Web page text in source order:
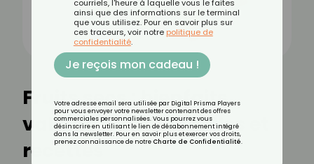
Fruits secs : bienfaits,
valeurs nutritionnelles et
recettes
courriels, l'heure à laquelle vous le faites
ainsi que des informations sur le terminal
que vous utilisez. Pour en savoir plus sur
ces traceurs, voir notre politique de
confidentialité.
Je reçois mon cadeau !
Votre adresse email sera utilisée par Digital Prisma Players
pour vous envoyer votre newsletter contenant des offres
commerciales personnalisées. Vous pourrez vous
désinscrire en utilisant le lien de désabonnement intégré
dans la newsletter. Pour en savoir plus et exercer vos droits,
prenez connaissance de notre Charte de Confidentialité.